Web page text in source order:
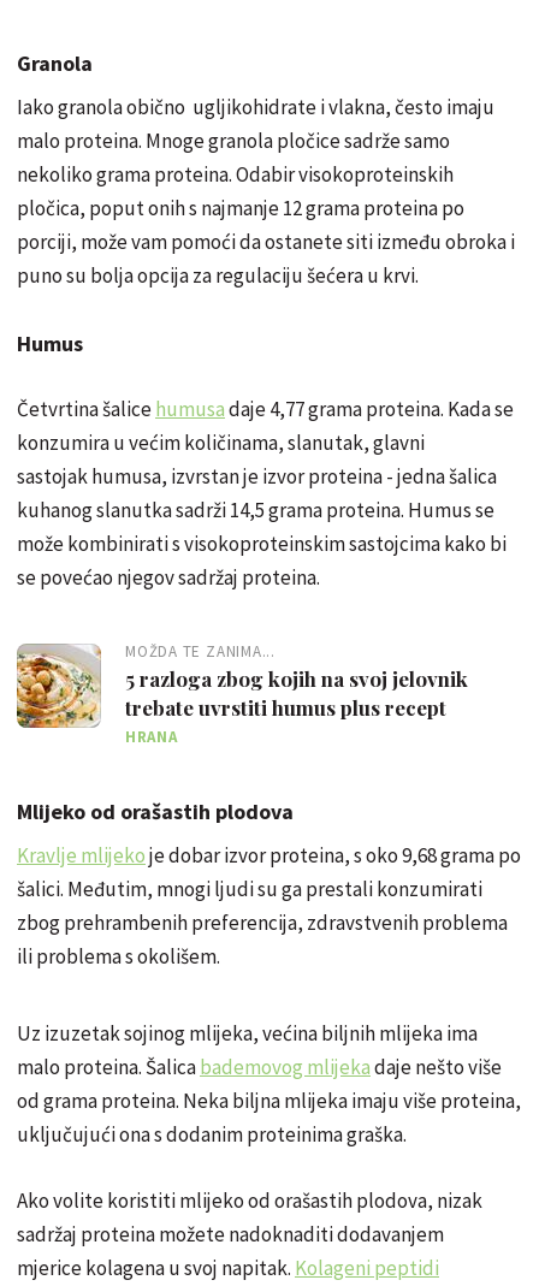
Granola
Iako granola obično ugljikohidrate i vlakna, često imaju
malo proteina. Mnoge granola pločice sadrže samo
nekoliko grama proteina. Odabir visokoproteinskih
pločica, poput onih s najmanje 12 grama proteina po
porciji, može vam pomoći da ostanete siti između obroka i
puno su bolja opcija za regulaciju šećera u krvi.
Humus
Četvrtina šalicehumusadaje 4,77 grama proteina. Kada se
konzumira u većim količinama, slanutak, glavni
sastojak humusa, izvrstan je izvor proteina - jedna šalica
kuhanog slanutka sadrži 14,5 grama proteina. Humus se
može kombinirati s visokoproteinskim sastojcima kako bi
se povećao njegov sadržaj proteina.
MOŽDA TE ZANIMA...
5 razloga zbog kojih na svoj jelovnik
trebate uvrstiti humus plus recept
HRANA
Mlijeko od orašastih plodova
Kravlje mlijekoje dobar izvor proteina, s oko 9,68 grama po
šalici. Međutim, mnogi ljudi su ga prestali konzumirati
zbog prehrambenih preferencija, zdravstvenih problema
ili problema s okolišem.
Uz izuzetak sojinog mlijeka, većina biljnih mlijeka ima
malo proteina. Šalicabademovog mlijekadaje nešto više
od grama proteina. Neka biljna mlijeka imaju više proteina,
uključujući ona s dodanim proteinima graška.
Ako volite koristiti mlijeko od orašastih plodova, nizak
sadržaj proteina možete nadoknaditi dodavanjem
mjerice kolagena u svoj napitak. Kolageni peptidi